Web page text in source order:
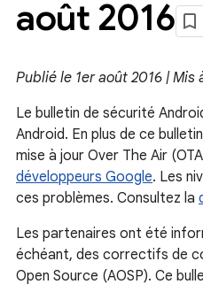
août 2016
Publié le 1er août 2016 | Mis
Le bulletin de sécurité
Android. En plus de ce
mise à jour Over The Air
développeurs Google. Les
ces problèmes. Consultez la
Les partenaires ont été
échéant, des correctifs de
Open Source (AOSP). Ce